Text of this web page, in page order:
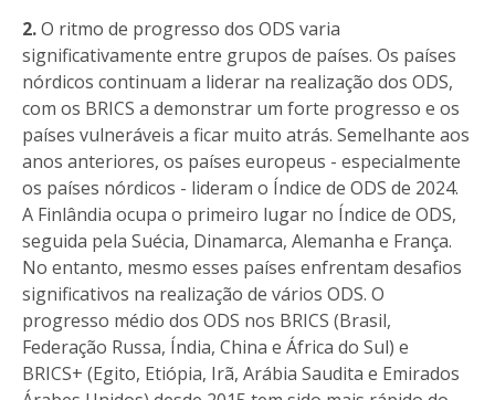
2.O ritmo de progresso dos ODS varia
significativamente entre grupos de países. Os países
nórdicos continuam a liderar na realização dos ODS,
com os BRICS a demonstrar um forte progresso e os
países vulneráveis a ficar muito atrás. Semelhante aos
anos anteriores, os países europeus - especialmente
os países nórdicos - lideram o Índice de ODS de 2024.
A Finlândia ocupa o primeiro lugar no Índice de ODS,
seguida pela Suécia, Dinamarca, Alemanha e França.
No entanto, mesmo esses países enfrentam desafios
significativos na realização de vários ODS. O
progresso médio dos ODS nos BRICS (Brasil,
Federação Russa, Índia, China e África do Sul) e
BRICS+ (Egito, Etiópia, Irã, Arábia Saudita e Emirados